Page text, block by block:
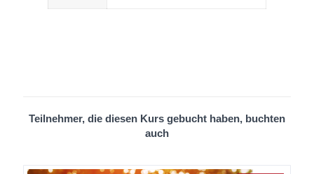
Teilnehmer, die diesen Kurs gebucht haben, buchten
auch